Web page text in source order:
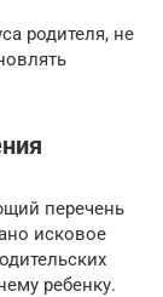
родителя, не
перечень
исковое
ребенку.